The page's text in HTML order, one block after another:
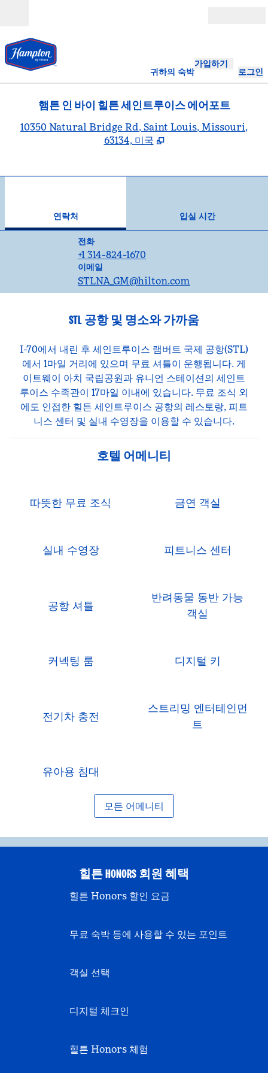
귀하의 숙박
가입하기
로그인
햄튼 인 바이 힐튼 세인트루이스 에어포트
10350 Natural Bridge Rd, Saint Louis, Missouri,
63134, 미국
연락처
입실 시간
전화
전화
+1 314-824-1670
이메일
Email
STLNA_GM@hilton.com
STL 공항 및 명소와 가까움
I-70에서 내린 후 세인트루이스 램버트 국제 공항(STL)
에서 1마일 거리에 있으며 무료 셔틀이 운행됩니다. 게
이트웨이 아치 국립공원과 유니언 스테이션의 세인트
루이스 수족관이 17마일 이내에 있습니다. 무료 조식 외
에도 인접한 힐튼 세인트루이스 공항의 레스토랑, 피트
니스 센터 및 실내 수영장을 이용할 수 있습니다.
호텔 어메니티
따뜻한 무료 조식 금연 객실
실내 수영장 피트니스 센터
공항 셔틀
반려동물 동반 가능
객실
커넥팅 룸 디지털 키
전기차 충전
스트리밍 엔터테인먼
트
유아용 침대
모든 어메니티
힐튼 HONORS 회원 혜택
힐튼 Honors 할인 요금
무료 숙박 등에 사용할 수 있는 포인트
객실 선택
디지털 체크인
힐튼 Honors 체험